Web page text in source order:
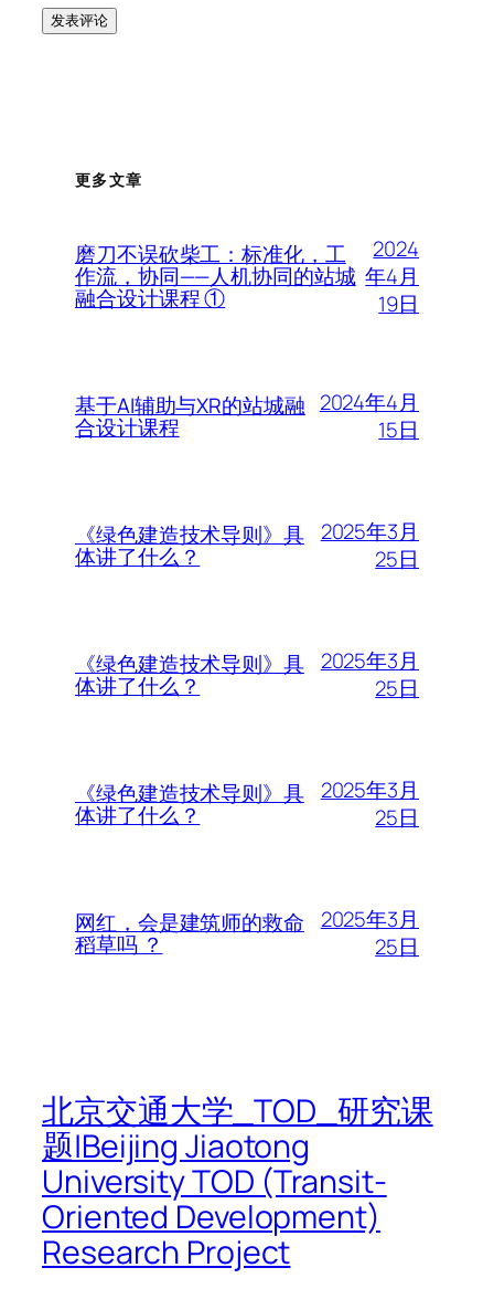
更多文章
磨刀不误砍柴工：标准化，工
作流，协同——人机协同的站城
融合设计课程 ①
2024
年4月
19日
基于AI辅助与XR的站城融
合设计课程
2024年4月
15日
《绿色建造技术导则》具
体讲了什么？
2025年3月
25日
《绿色建造技术导则》具
体讲了什么？
2025年3月
25日
《绿色建造技术导则》具
体讲了什么？
2025年3月
25日
网红，会是建筑师的救命
稻草吗 ？
2025年3月
25日
北京交通大学_TOD_研究课
题|Beijing Jiaotong
University TOD (Transit-
Oriented Development)
Research Project